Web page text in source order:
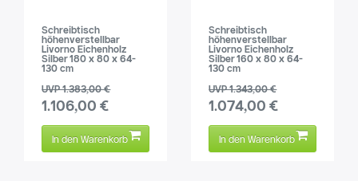
Schreibtisch
höhenverstellbar
Livorno Eichenholz
Silber 180 x 80 x 64-
130 cm
UVP 1.383,00 €
1.106,00 €
In den Warenkorb
Schreibtisch
höhenverstellbar
Livorno Eichenholz
Silber 160 x 80 x 64-
130 cm
UVP 1.343,00 €
1.074,00 €
In den Warenkorb